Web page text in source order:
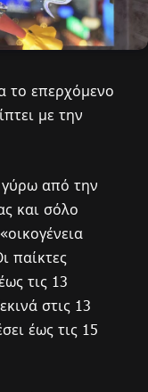
το επερχόμενο
με την
γύρω από την
και σόλο
παίκτες
τις 13
στις 13
έως τις 15